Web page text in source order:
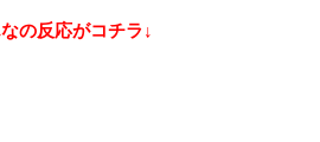
の反応がコチラ↓